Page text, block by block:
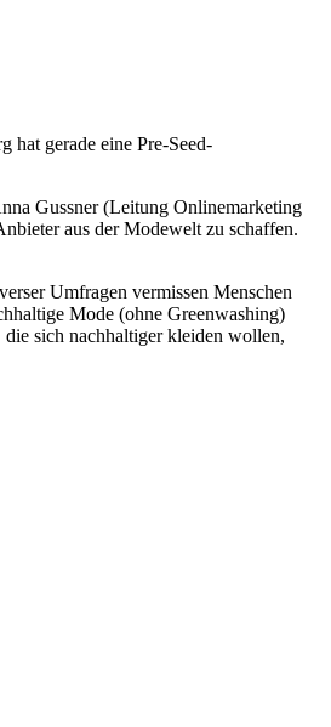
hat gerade eine Pre-Seed-
Gussner (Leitung Onlinemarketing
aus der Modewelt zu schaffen.
Umfragen vermissen Menschen
Mode (ohne Greenwashing)
sich nachhaltiger kleiden wollen,